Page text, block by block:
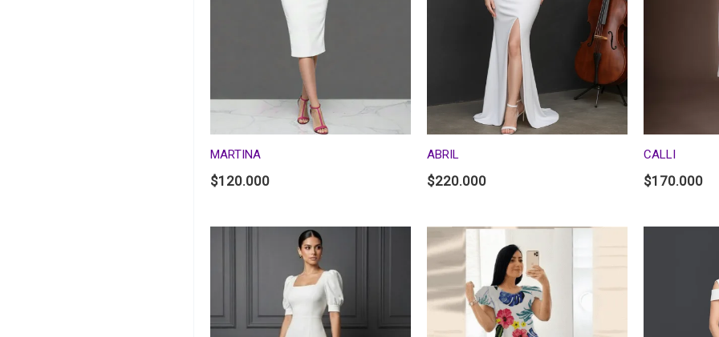
MARTINA
$120.000
ABRIL
$220.000
CALLI
$170.000